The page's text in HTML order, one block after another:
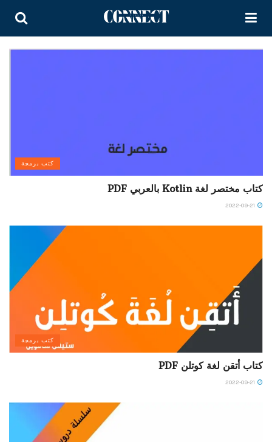
كتب برمجة
كتاب مختصر لغة Kotlin بالعربي PDF
كتب برمجة
كتاب أتقن لغة كوتلن PDF